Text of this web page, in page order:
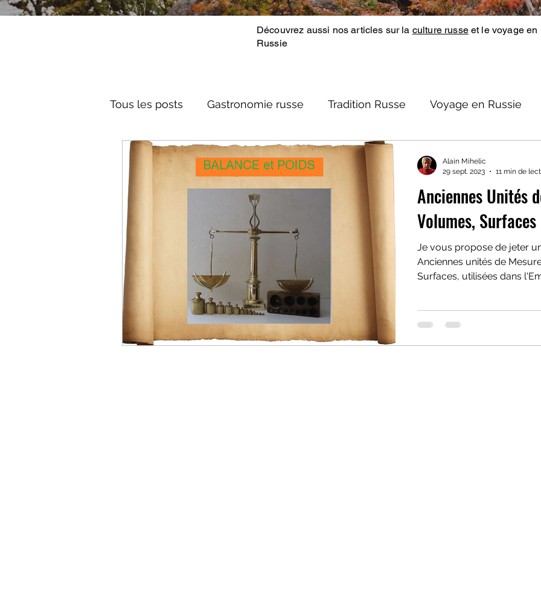
Découvrez aussi nos articles sur la culture russeet le voyage en
Russie
Tous les posts Gastronomie russe Tradition Russe Voyage en Russie
Société russe Architecture russe Religions et Mythologies
conte fantastique
Anciennes Unités
Volumes, Surfaces
Je vous propose de jeter
Anciennes unités de
Surfaces, utilisées dans
aussi une protection.
Alain Mihelic
29 sept. 2023
11 min de